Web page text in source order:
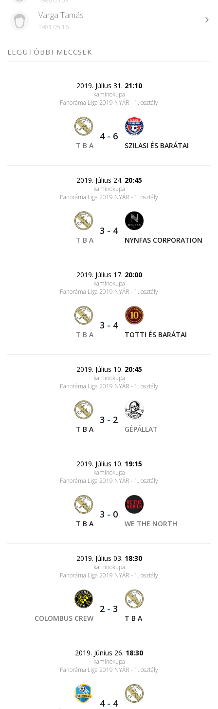
Varga Tamás
1981.05.16
LEGUTÓBBI MECCSEK
2019. Július 31. 21:10
kaminokupa
Panoráma Liga 2019 NYÁR - 1. osztály
T B A
4- 6
SZILASI ÉS BARÁTAI
2019. Július 24. 20:45
kaminokupa
Panoráma Liga 2019 NYÁR - 1. osztály
T B A
3 - 4
NYNFAS CORPORATION
2019. Július 17. 20:00
kaminokupa
Panoráma Liga 2019 NYÁR - 1. osztály
T B A
3 - 4
TOTTI ÉS BARÁTAI
2019. Július 10. 20:45
kaminokupa
Panoráma Liga 2019 NYÁR - 1. osztály
T B A
3 - 2
GÉPÁLLAT
2019. Július 10. 19:15
kaminokupa
Panoráma Liga 2019 NYÁR - 1. osztály
T B A
3 - 0
WE THE NORTH
2019. Július 03. 18:30
kaminokupa
Panoráma Liga 2019 NYÁR - 1. osztály
COLOMBUS CREW
2 - 3
T B A
2019. Június 26. 18:30
kaminokupa
Panoráma Liga 2019 NYÁR - 1. osztály
4- 4